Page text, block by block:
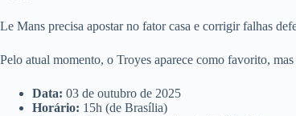
Le Mans precisa apostar no fator casa e corrigir falhas
Pelo atual momento, o Troyes aparece como favorito,
Data: 03 de outubro de 2025
Horário: 15h (de Brasília)